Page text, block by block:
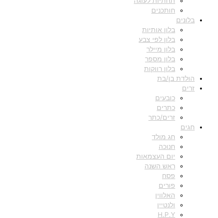
חותכנים
בלונים
בלון אותיות
בלון לפי צבע
בלון מיילר
בלון מספר
בלון רווקות
הולדת בן/בת
זרים
כובעים
כתרים
זרים/כתר
חגים
חג מולד
חנוכה
יום העצמאות
ראש השנה
פסח
פורים
האלווין
ולנטיין
H.P.Y